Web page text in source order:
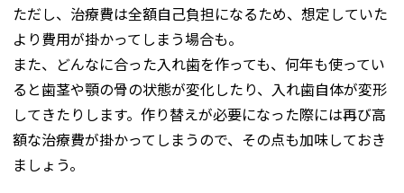
ただし、治療費は全額自己負担になるため、想定していた
より費用が掛かってしまう場合も。
また、どんなに合った入れ歯を作っても、何年も使ってい
ると歯茎や顎の骨の状態が変化したり、入れ歯自体が変形
してきたりします。作り替えが必要になった際には再び高
額な治療費が掛かってしまうので、その点も加味しておき
ましょう。